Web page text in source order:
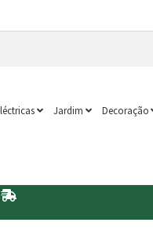
Jardim Decoração